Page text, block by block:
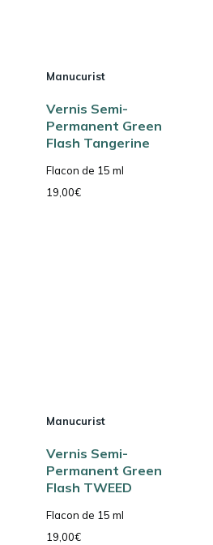
Manucurist
Vernis Semi-
Permanent Green
Flash Tangerine
Flacon de 15 ml
19,00€
Manucurist
Vernis Semi-
Permanent Green
Flash TWEED
Flacon de 15 ml
19,00€